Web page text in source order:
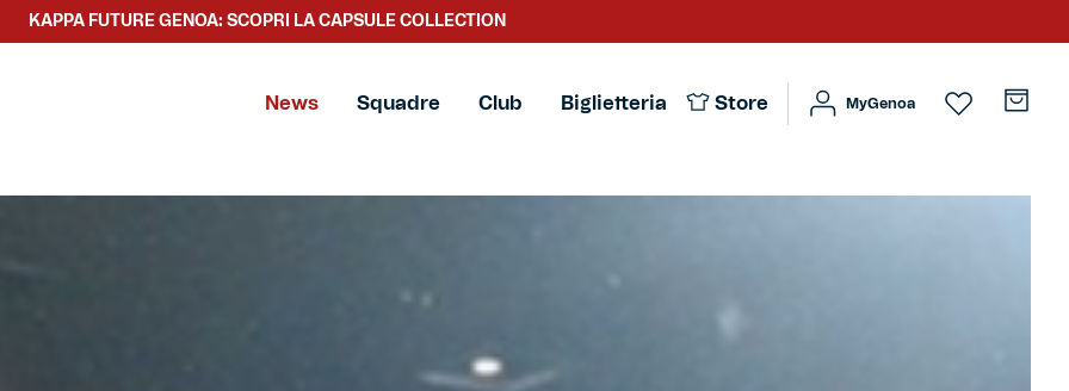
SCOPRI LA NUOVA COLLEZIONE TACCHETTEE
News Squadre Club Biglietteria Store MyGenoa